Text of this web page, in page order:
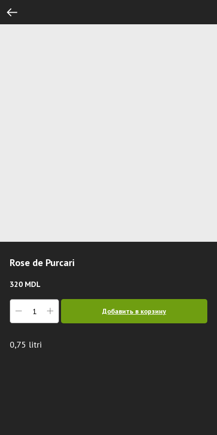
Rose de Purcari
320 MDL
Добавить в корзину
0,75 litri